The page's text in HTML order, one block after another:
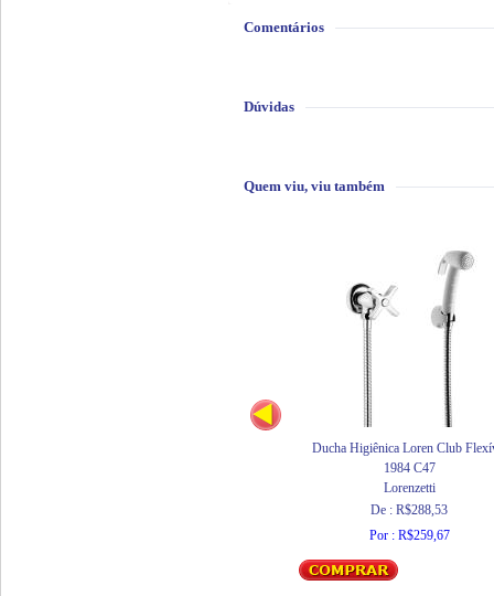
Comentários
Dúvidas
Quem viu, viu também
Ducha Higiênica Loren Club
1984 C47
Lorenzetti
De : R$288,53
Por : R$259,67